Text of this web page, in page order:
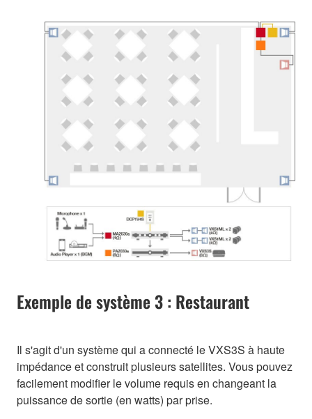
Exemple de système 3 : Restaurant
Il s'agit d'un système qui a connecté le VXS3S à haute
impédance et construit plusieurs satellites. Vous pouvez
facilement modifier le volume requis en changeant la
puissance de sortie (en watts) par prise.